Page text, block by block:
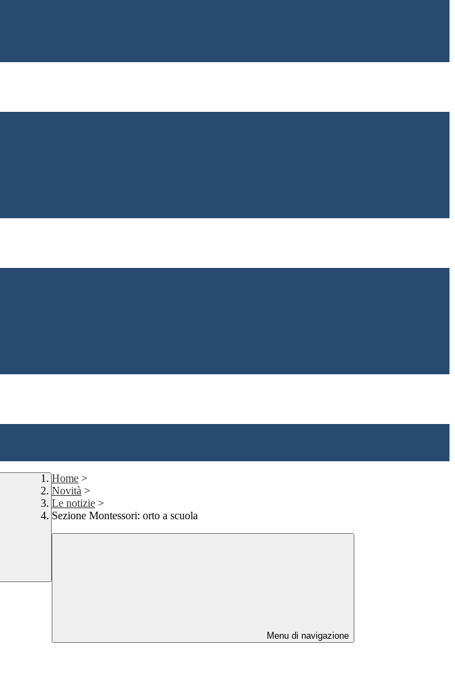
Home >
Novità >
Le notizie >
Sezione Montessori: orto a scuola
Menu di navigazione